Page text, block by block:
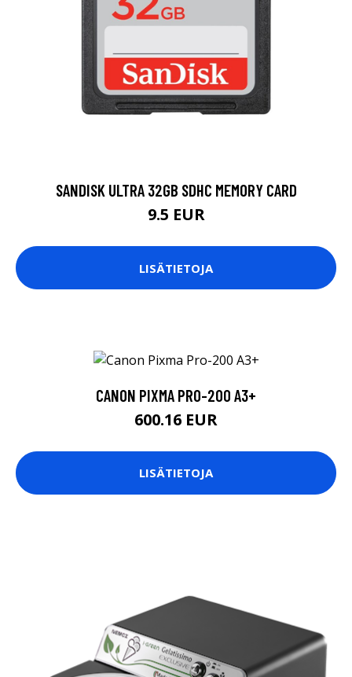
SANDISK ULTRA 32GB SDHC MEMORY CARD
9.5 EUR
LISÄTIETOJA
CANON PIXMA PRO-200 A3+
600.16 EUR
LISÄTIETOJA